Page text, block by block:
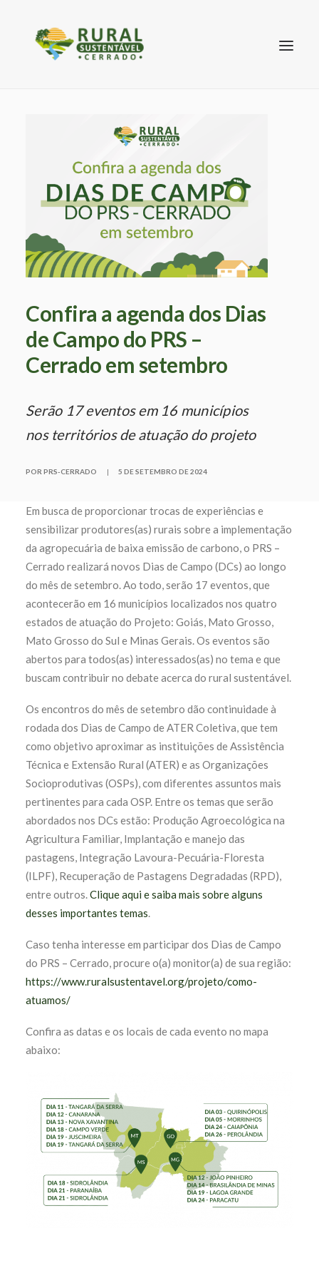
SEARCH
Confira a agenda dos Dias
de Campo do PRS –
Cerrado em setembro
Serão 17 eventos em 16 municípios
nos territórios de atuação do projeto
POR PRS-CERRADO | 5 DE SETEMBRO DE 2024
Em busca de proporcionar trocas de experiências e
sensibilizar produtores(as) rurais sobre a implementação
da agropecuária de baixa emissão de carbono, o PRS –
Cerrado realizará novos Dias de Campo (DCs) ao longo
do mês de setembro. Ao todo, serão 17 eventos, que
acontecerão em 16 municípios localizados nos quatro
estados de atuação do Projeto: Goiás, Mato Grosso,
Mato Grosso do Sul e Minas Gerais. Os eventos são
abertos para todos(as) interessados(as) no tema e que
buscam contribuir no debate acerca do rural sustentável.
Os encontros do mês de setembro dão continuidade à
rodada dos Dias de Campo de ATER Coletiva, que tem
como objetivo aproximar as instituições de Assistência
Técnica e Extensão Rural (ATER) e as Organizações
Socioprodutivas (OSPs), com diferentes assuntos mais
pertinentes para cada OSP. Entre os temas que serão
abordados nos DCs estão: Produção Agroecológica na
Agricultura Familiar, Implantação e manejo das
pastagens, Integração Lavoura-Pecuária-Floresta
(ILPF), Recuperação de Pastagens Degradadas (RPD),
entre outros.Clique aqui e saiba mais sobre alguns
desses importantes temas.
Caso tenha interesse em participar dos Dias de Campo
do PRS – Cerrado, procure o(a) monitor(a) de sua região:
https://www.ruralsustentavel.org/projeto/como-
atuamos/
Confira as datas e os locais de cada evento no mapa
abaixo: